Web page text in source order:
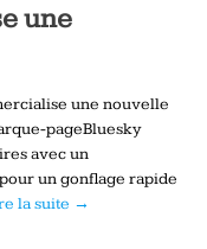
une
une nouvelle
pageBluesky
avec un
un gonflage rapide
la suite →